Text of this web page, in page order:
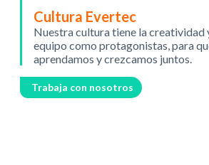
Cultura Evertec
Nuestra cultura tiene la creatividad
equipo como protagonistas, para
aprendamos y crezcamos juntos.
Trabaja con nosotros